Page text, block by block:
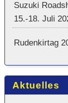
Suzuki
15.-18. Juli
Rudenkirtag
Aktuelles